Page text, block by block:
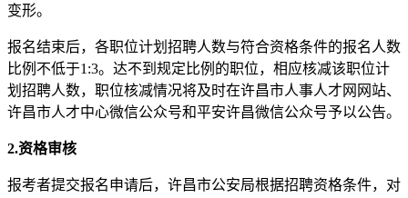
变形。
报名结束后，各职位计划招聘人数与符合资格条件的报名人数
比例不低于1:3。达不到规定比例的职位，相应核减该职位计
划招聘人数，职位核减情况将及时在许昌市人事人才网网站、
许昌市人才中心微信公众号和平安许昌微信公众号予以公告。
2.资格审核
报考者提交报名申请后，许昌市公安局根据招聘资格条件，对